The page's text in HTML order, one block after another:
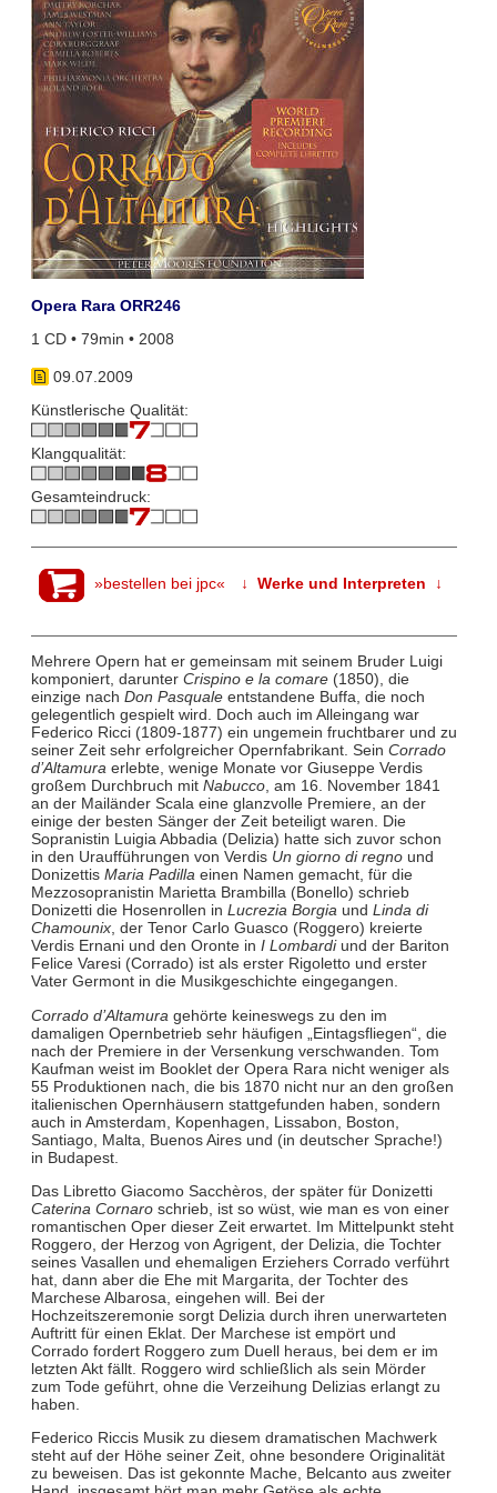
Opera Rara ORR246
1 CD • 79min • 2008
09.07.2009
Künstlerische Qualität:
Klangqualität:
Gesamteindruck:
»bestellen bei jpc« ↓ Werke und Interpreten ↓
Mehrere Opern hat er gemeinsam mit seinem Bruder Luigi
komponiert, darunter Crispino e la comare(1850), die
einzige nach Don Pasqualeentstandene Buffa, die noch
gelegentlich gespielt wird. Doch auch im Alleingang war
Federico Ricci (1809-1877) ein ungemein fruchtbarer und zu
seiner Zeit sehr erfolgreicher Opernfabrikant. Sein Corrado
d’Altamuraerlebte, wenige Monate vor Giuseppe Verdis
großem Durchbruch mit Nabucco, am 16. November 1841
an der Mailänder Scala eine glanzvolle Premiere, an der
einige der besten Sänger der Zeit beteiligt waren. Die
Sopranistin Luigia Abbadia (Delizia) hatte sich zuvor schon
in den Uraufführungen von Verdis Un giorno di regnound
Donizettis Maria Padillaeinen Namen gemacht, für die
Mezzosopranistin Marietta Brambilla (Bonello) schrieb
Donizetti die Hosenrollen in Lucrezia Borgiaund Linda di
Chamounix, der Tenor Carlo Guasco (Roggero) kreierte
Verdis Ernani und den Oronte in I Lombardi und der Bariton
Felice Varesi (Corrado) ist als erster Rigoletto und erster
Vater Germont in die Musikgeschichte eingegangen.
Corrado d’Altamura gehörte keineswegs zu den im
damaligen Opernbetrieb sehr häufigen „Eintagsfliegen“, die
nach der Premiere in der Versenkung verschwanden. Tom
Kaufman weist im Booklet der Opera Rara nicht weniger als
55 Produktionen nach, die bis 1870 nicht nur an den großen
italienischen Opernhäusern stattgefunden haben, sondern
auch in Amsterdam, Kopenhagen, Lissabon, Boston,
Santiago, Malta, Buenos Aires und (in deutscher Sprache!)
in Budapest.
Das Libretto Giacomo Sacchèros, der später für Donizetti
Caterina Cornaroschrieb, ist so wüst, wie man es von einer
romantischen Oper dieser Zeit erwartet. Im Mittelpunkt steht
Roggero, der Herzog von Agrigent, der Delizia, die Tochter
seines Vasallen und ehemaligen Erziehers Corrado verführt
hat, dann aber die Ehe mit Margarita, der Tochter des
Marchese Albarosa, eingehen will. Bei der
Hochzeitszeremonie sorgt Delizia durch ihren unerwarteten
Auftritt für einen Eklat. Der Marchese ist empört und
Corrado fordert Roggero zum Duell heraus, bei dem er im
letzten Akt fällt. Roggero wird schließlich als sein Mörder
zum Tode geführt, ohne die Verzeihung Delizias erlangt zu
haben.
Federico Riccis Musik zu diesem dramatischen Machwerk
steht auf der Höhe seiner Zeit, ohne besondere Originalität
zu beweisen. Das ist gekonnte Mache, Belcanto aus zweiter